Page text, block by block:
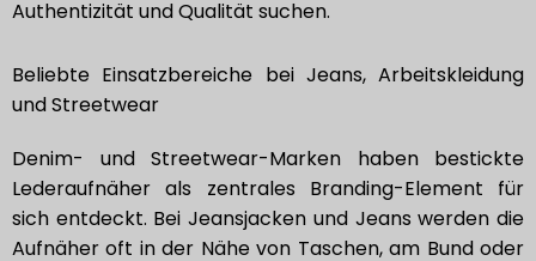
Authentizität und Qualität suchen.
Beliebte Einsatzbereiche bei Jeans, Arbeitskleidung
und Streetwear
Denim- und Streetwear-Marken haben bestickte
Lederaufnäher als zentrales Branding-Element für
sich entdeckt. Bei Jeansjacken und Jeans werden die
Aufnäher oft in der Nähe von Taschen, am Bund oder